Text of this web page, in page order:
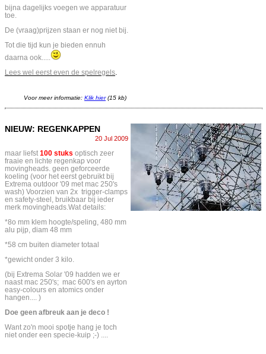
bijna dagelijks voegen we apparatuur
toe.
De (vraag)prijzen staan er nog niet bij.
Tot die tijd kun je bieden ennuh
daarna ook.....
Lees wel eerst even de spelregels
Voor meer informatie: Klik hier (15 kb)
NIEUW: REGENKAPPEN
20 Jul 2009
maar liefst 100 stuks optisch zeer
fraaie en lichte regenkap voor
movingheads. geen geforceerde
koeling (voor het eerst gebruikt bij
Extrema outdoor '09 met mac 250's
wash) Voorzien van 2x trigger-clamps
en safety-steel, bruikbaar bij ieder
merk movingheads.Wat details:
*8o mm klem hoogte/speling, 480 mm
alu pijp, diam 48 mm
*58 cm buiten diameter totaal
*gewicht onder 3 kilo.
(bij Extrema Solar '09 hadden we er
naast mac 250's; mac 600's en ayrton
easy-colours en atomics onder
hangen.... )
Doe geen afbreuk aan je deco !
Want zo'n mooi spotje hang je toch
niet onder een specie-kuip ;-) ....